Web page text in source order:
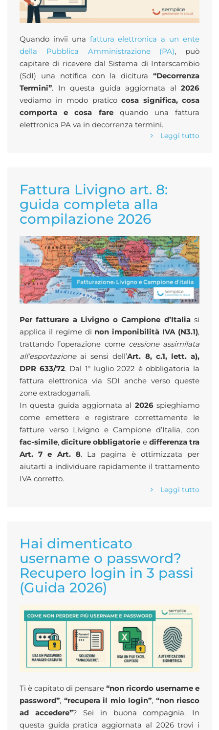
Quando invii una fattura elettronica a un ente
della Pubblica Amministrazione (PA), può
capitare di ricevere dal Sistema di Interscambio
(SdI) una notifica con la dicitura “Decorrenza
Termini”. In questa guida aggiornata al 2026
vediamo in modo pratico cosa significa, cosa
comporta e cosa farequando una fattura
elettronica PA va in decorrenza termini.
Leggi tutto
Fattura Livigno art. 8:
guida completa alla
compilazione 2026
Per fatturare a Livigno o Campione d’Italiasi
applica il regime di non imponibilità IVA (N3.1),
trattando l’operazione come cessione assimilata
all’esportazioneai sensi dell’Art. 8, c.1, lett. a),
DPR 633/72. Dal 1° luglio 2022 è obbligatoria la
fattura elettronica via SDI anche verso queste
zone extradoganali.
In questa guida aggiornata al 2026spieghiamo
come emettere e registrare correttamente le
fatture verso Livigno e Campione d’Italia, con
fac-simile,diciture obbligatorie e differenza tra
Art. 7 e Art. 8. La pagina è ottimizzata per
aiutarti a individuare rapidamente il trattamento
IVA corretto.
Leggi tutto
Hai dimenticato
username o password?
Recupero login in 3 passi
(Guida 2026)
Ti è capitato di pensare “non ricordo username e
password”, “recupera il mio login”, “non riesco
ad accedere”? Sei in buona compagnia. In
questa guida pratica aggiornata al 2026 trovi i